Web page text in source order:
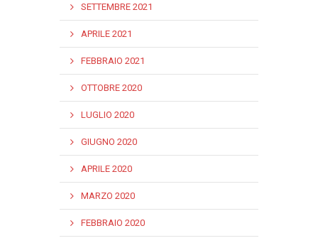
SETTEMBRE 2021
APRILE 2021
FEBBRAIO 2021
OTTOBRE 2020
LUGLIO 2020
GIUGNO 2020
APRILE 2020
MARZO 2020
FEBBRAIO 2020